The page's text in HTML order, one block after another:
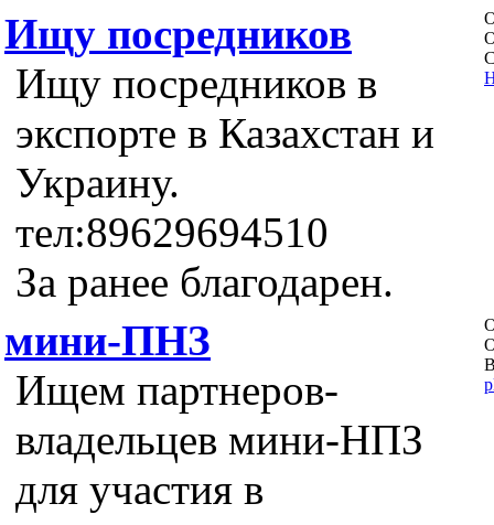
Ищу посредников
Ищу посредников в
экспорте в Казахстан и
Украину.
тел:89629694510
За ранее благодарен.
мини-ПНЗ
Ищем партнеров-
владельцев мини-НПЗ
для участия в